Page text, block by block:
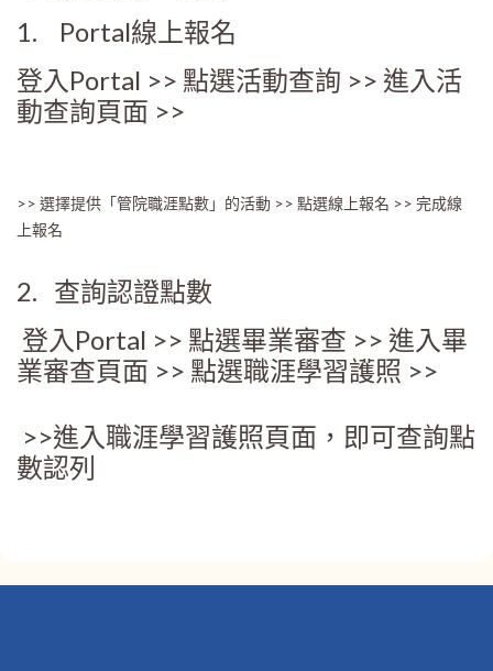
1. Portal線上報名
登入Portal >> 點選活動查詢 >> 進入活
動查詢頁面 >>
>> 選擇提供「管院職涯點數」的活動 >> 點選線上報名 >> 完成線
上報名
2. 查詢認證點數
登入Portal >> 點選畢業審查 >> 進入畢
業審查頁面 >> 點選職涯學習護照 >>
>>進入職涯學習護照頁面，即可查詢點
數認列